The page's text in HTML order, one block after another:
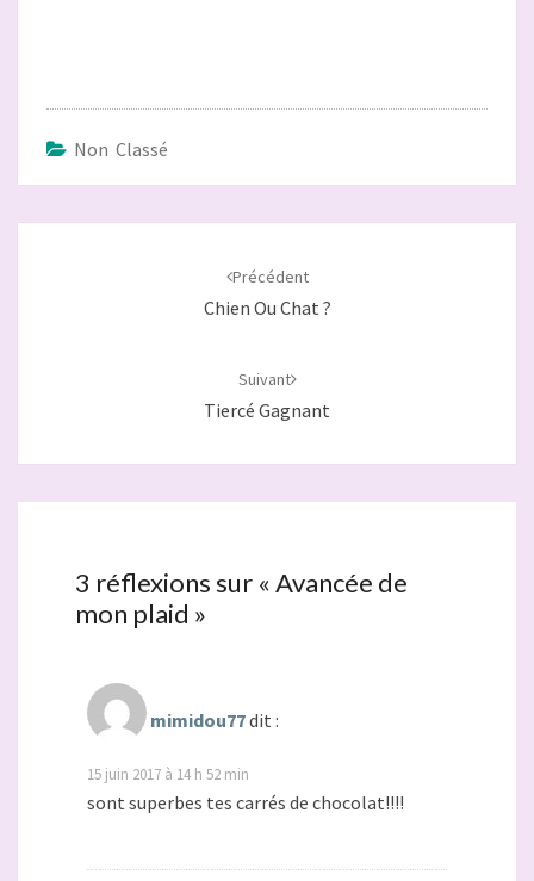
Non Classé
Précédent
Chien Ou Chat ?
Suivant
Tiercé Gagnant
3 réflexions sur « Avancée de
mon plaid »
mimidou77dit :
15 juin 2017 à 14 h 52 min
sont superbes tes carrés de chocolat!!!!